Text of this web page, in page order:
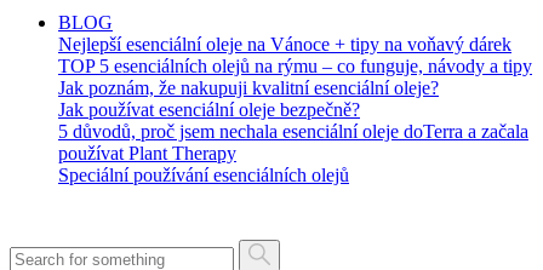
BLOG
Nejlepší esenciální oleje na Vánoce + tipy na voňavý dárek
TOP 5 esenciálních olejů na rýmu – co funguje, návody a tipy
Jak poznám, že nakupuji kvalitní esenciální oleje?
Jak používat esenciální oleje bezpečně?
5 důvodů, proč jsem nechala esenciální oleje doTerra a začala
používat Plant Therapy
Speciální používání esenciálních olejů